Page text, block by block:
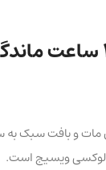
لوکسی ویسیج است.